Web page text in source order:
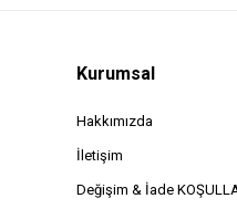
Kurumsal
Hakkımızda
İletişim
Değişim & İade